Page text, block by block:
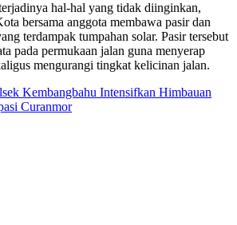
hal-hal yang tidak diinginkan,
bersama anggota membawa pasir dan
terdampak tumpahan solar. Pasir tersebut
pada permukaan jalan guna menyerap
mengurangi tingkat kelicinan jalan.
Kembangbahu Intensifkan Himbauan
Curanmor